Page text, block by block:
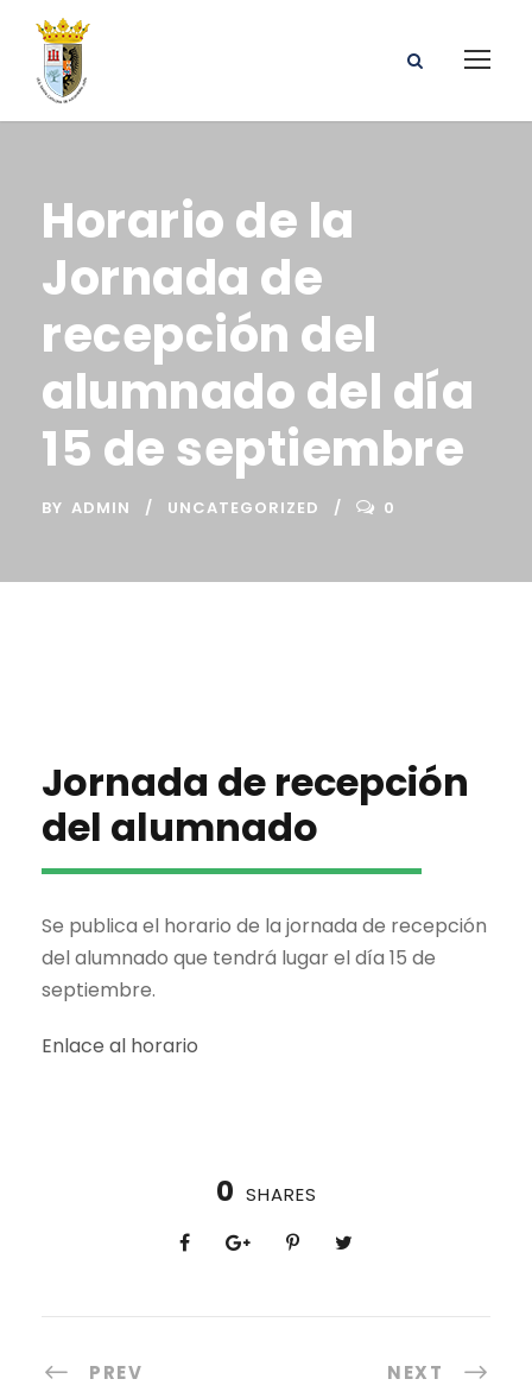
Horario de la
Jornada de
recepción del
alumnado del día
15 de septiembre
BY ADMIN UNCATEGORIZED 0
Jornada de recepción
del alumnado
Se publica el horario de la jornada de recepción
del alumnado que tendrá lugar el día 15 de
septiembre.
Enlace al horario
0 SHARES
PREV NEXT